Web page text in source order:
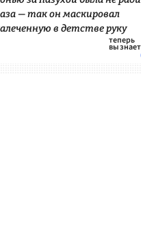
— так он маскировал
в детстве руку